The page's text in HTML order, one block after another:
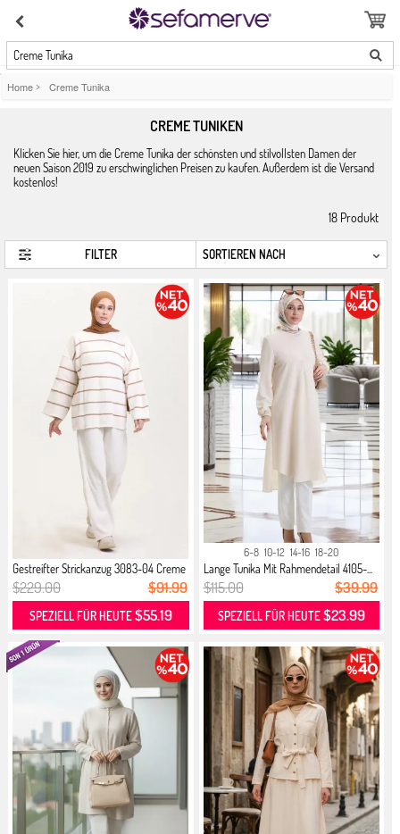
Creme Tunika
Home > Creme Tunika
CREME TUNIKEN
Klicken Sie hier, um die Creme Tunika der schönsten und stilvollsten Damen der
neuen Saison 2019 zu erschwinglichen Preisen zu kaufen. Außerdem ist die Versand
kostenlos!
18 Produkt
FILTER
Gestreifter Strickanzug 3083-04 Creme
$229.00 $91.99
SPEZIELL FÜR HEUTE$55.19
6-8 10-12 14-16 18-20
Lange Tunika Mit Rahmendetail 4105-...
$115.00 $39.99
SPEZIELL FÜR HEUTE$23.99